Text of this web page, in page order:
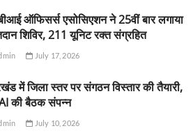
ऑफिसर्स एसोसिएशन ने 25वीं बार लगाया
शिविर, 211 यूनिट रक्त संग्रहित
July 17, 2026
में जिला स्तर पर संगठन विस्तार की तैयारी,
की बैठक संपन्न
July 10, 2026